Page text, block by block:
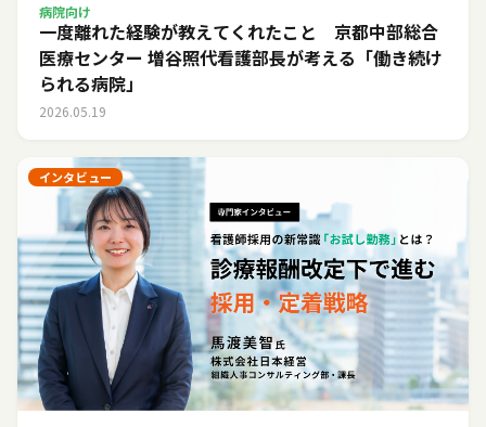
病院向け
一度離れた経験が教えてくれたこと 京都中部総合
医療センター 増谷照代看護部長が考える「働き続け
られる病院」
2026.05.19
インタビュー